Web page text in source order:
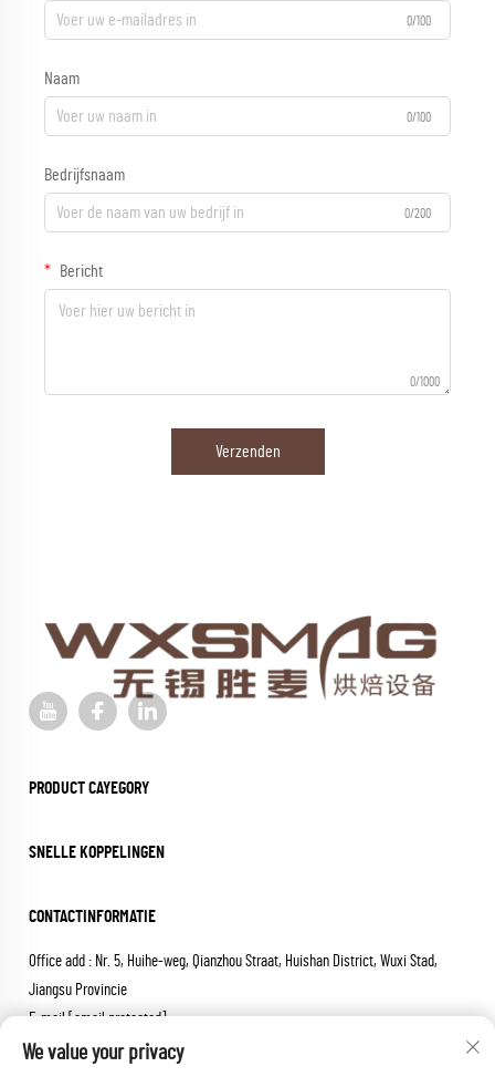
0/100
Naam
0/100
Bedrijfsnaam
0/200
Bericht
0/1000
Verzenden
PRODUCT CAYEGORY
SNELLE KOPPELINGEN
CONTACTINFORMATIE
Office add : Nr. 5, Huihe-weg, Qianzhou Straat, Huishan District, Wuxi Stad,
Jiangsu Provincie
E-mail:[email protected]
Tel: +86-18652826331
We value your privacy